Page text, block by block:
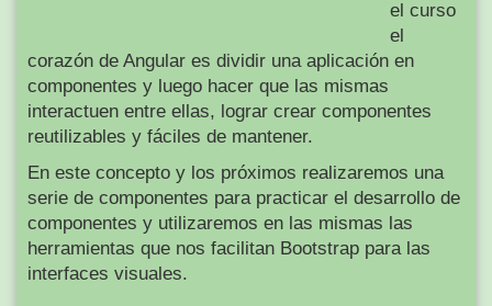
el curso
el
corazón de Angular es dividir una aplicación en
componentes y luego hacer que las mismas
interactuen entre ellas, lograr crear componentes
reutilizables y fáciles de mantener.
En este concepto y los próximos realizaremos una
serie de componentes para practicar el desarrollo de
componentes y utilizaremos en las mismas las
herramientas que nos facilitan Bootstrap para las
interfaces visuales.